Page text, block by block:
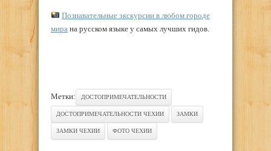
Познавательные экскурсии в любом городе
мира на русском языке у самых лучших гидов.
Метки: ДОСТОПРИМЕЧАТЕЛЬНОСТИ
ДОСТОПРИМЕЧАТЕЛЬНОСТИ ЧЕХИИ ЗАМКИ
ЗАМКИ ЧЕХИИ ФОТО ЧЕХИИ